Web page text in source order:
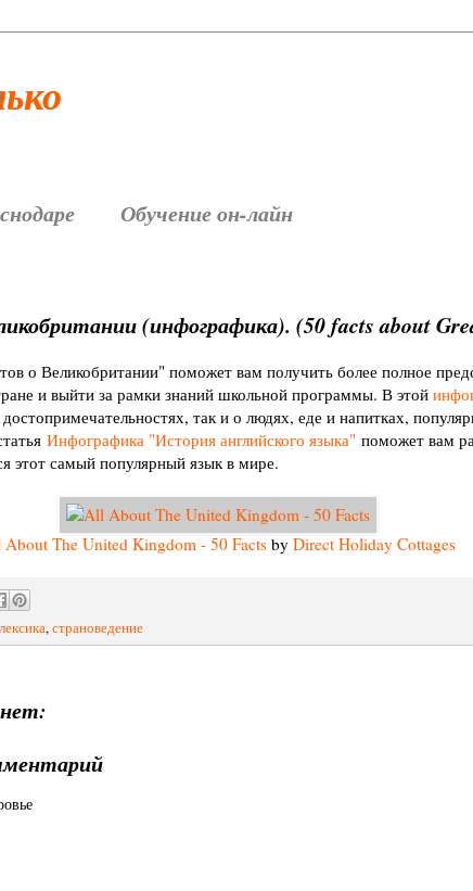
Обучение он-лайн
(инфографика). (50 facts about
о Великобритании" поможет вам получить более полное
и выйти за рамки знаний школьной программы. В этой
так и о людях, еде и напитках,
Инфографика "История английского языка" поможет вам
этот самый популярный язык в мире.
The United Kingdom - 50 Facts by Direct Holiday Cottages
лексика,страноведение